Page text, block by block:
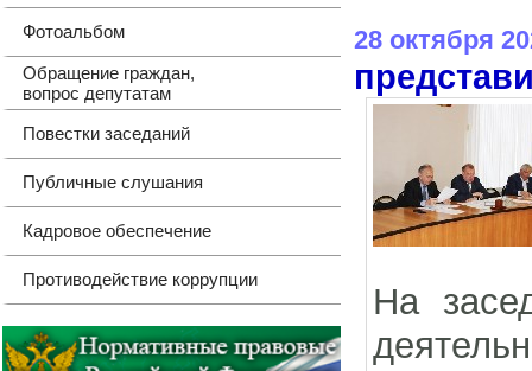
Фотоальбом
Обращение граждан,
вопрос депутатам
Повестки заседаний
Публичные слушания
Кадровое обеспечение
Противодействие коррупции
28 октября
На